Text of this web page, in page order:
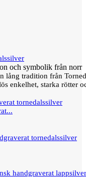
och symbolik från norr
lång tradition från
enkelhet, starka rötter